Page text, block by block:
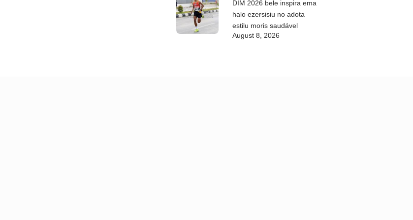
DIM 2026 bele inspira ema
halo ezersisiu no adota
estilu moris saudável
August 8, 2026